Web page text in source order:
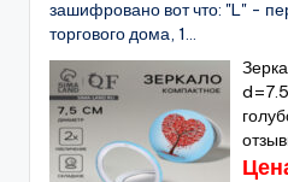
зашифровано вот что: "L" -
торгового дома, 1...